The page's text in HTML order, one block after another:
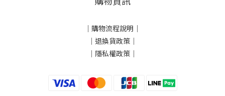
｜ 購物流程說明 ｜
｜ 退換貨政策 ｜
｜ 隱私權政策 ｜